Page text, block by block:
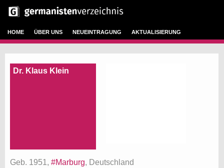
HOME ÜBER UNS NEUEINTRAGUNG AKTUALISIERUNG
Dr. Klaus Klein
Geb. 1951, #Marburg, Deutschland